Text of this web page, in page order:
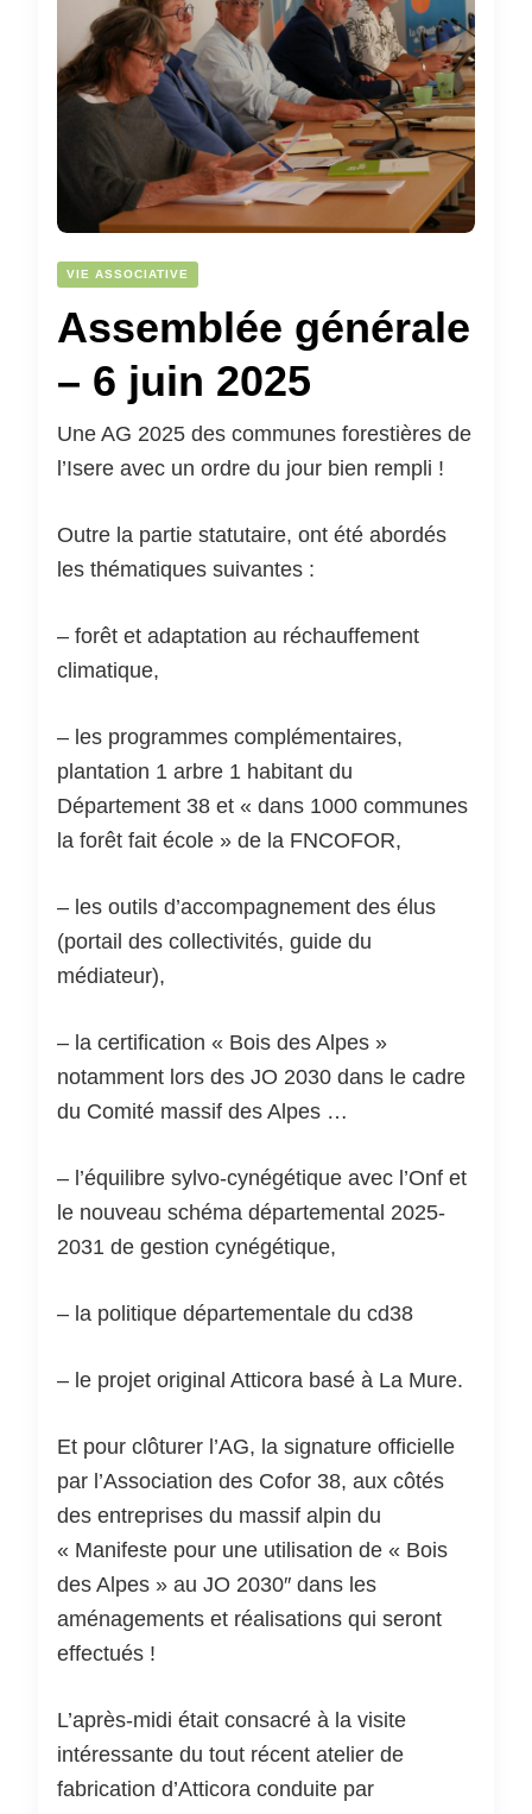
VIE ASSOCIATIVE
Assemblée générale
– 6 juin 2025
Une AG 2025 des communes forestières de
l’Isere avec un ordre du jour bien rempli !
Outre la partie statutaire, ont été abordés
les thématiques suivantes :
– forêt et adaptation au réchauffement
climatique,
– les programmes complémentaires,
plantation 1 arbre 1 habitant du
Département 38 et « dans 1000 communes
la forêt fait école » de la FNCOFOR,
– les outils d’accompagnement des élus
(portail des collectivités, guide du
médiateur),
– la certification « Bois des Alpes »
notamment lors des JO 2030 dans le cadre
du Comité massif des Alpes …
– l’équilibre sylvo-cynégétique avec l’Onf et
le nouveau schéma départemental 2025-
2031 de gestion cynégétique,
– la politique départementale du cd38
– le projet original Atticora basé à La Mure.
Et pour clôturer l’AG, la signature officielle
par l’Association des Cofor 38, aux côtés
des entreprises du massif alpin du
« Manifeste pour une utilisation de « Bois
des Alpes » au JO 2030″ dans les
aménagements et réalisations qui seront
effectués !
L’après-midi était consacré à la visite
intéressante du tout récent atelier de
fabrication d’Atticora conduite par